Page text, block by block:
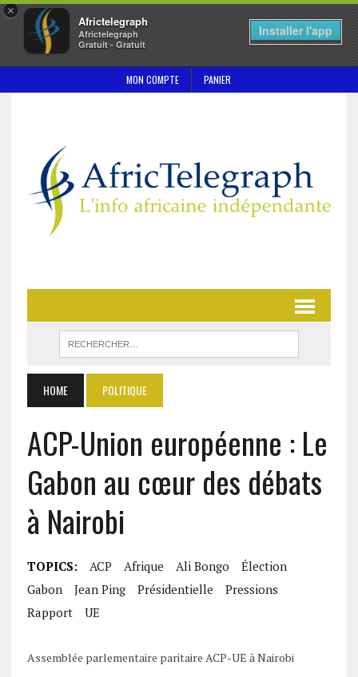
×
Africtelegraph
Africtelegraph
Gratuit - Gratuit
Installer l'app
MON COMPTE PANIER
HOME POLITIQUE
ACP-Union européenne : Le
Gabon au cœur des débats
à Nairobi
TOPICS: ACP Afrique Ali Bongo
Élection
Gabon
Jean Ping Présidentielle
Pressions
Rapport
UE
Assemblée parlementaire paritaire ACP-UE à Nairobi